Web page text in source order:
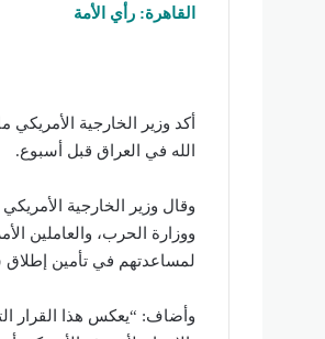
القاهرة: رأي الأمة
أكد وزير الخارجية
الله في العراق قبل أسبوع.
وقال وزير الخارجية
ووزارة الحرب، والعاملين
لمساعدتهم في تأمين إطلاق
وأضاف: “يعكس هذا القرار